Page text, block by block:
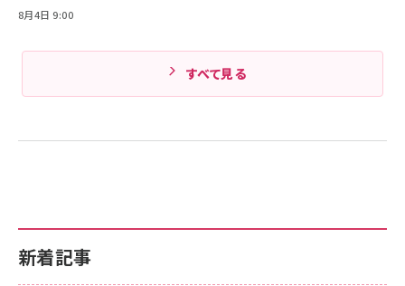
新着記事
8月4日 9:00
すべて見る